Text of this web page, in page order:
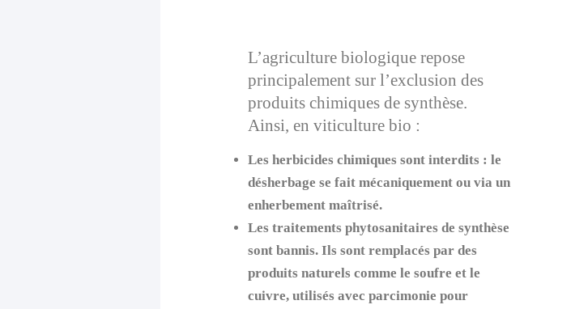
L’agriculture biologique repose
principalement sur l’exclusion des
produits chimiques de synthèse.
Ainsi, en viticulture bio :
Les herbicides chimiques sont interdits : le
désherbage se fait mécaniquement ou via un
enherbement maîtrisé.
Les traitements phytosanitaires de synthèse
sont bannis. Ils sont remplacés par des
produits naturels comme le soufre et le
cuivre, utilisés avec parcimonie pour